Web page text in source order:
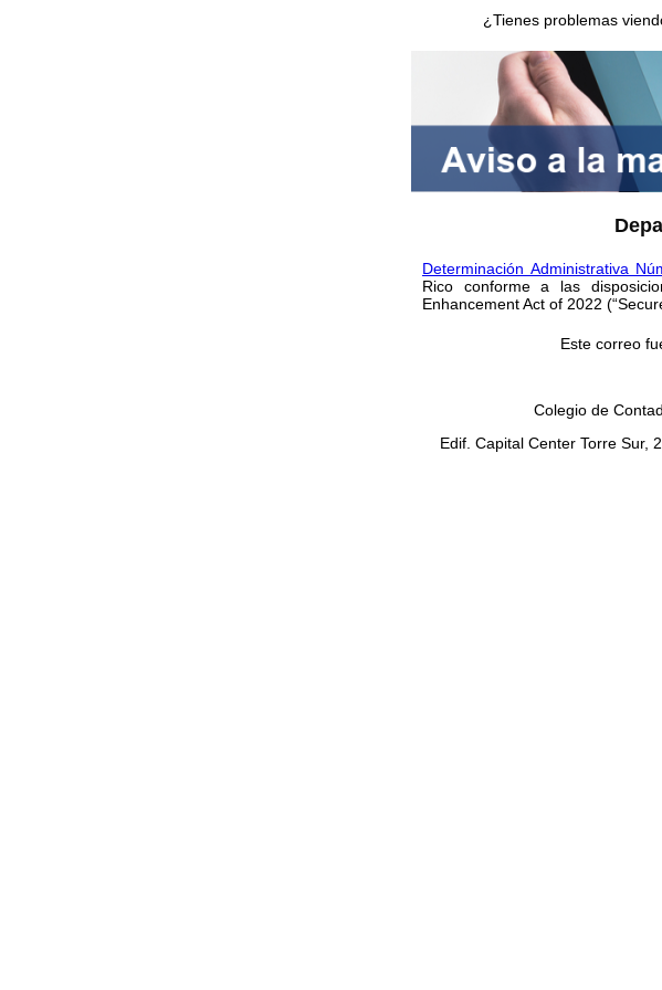
¿Tienes problemas
Determinación Administrativa
Rico conforme a las
Enhancement Act of 2022
Este correo
Colegio de
Edif. Capital Center Torre Sur,